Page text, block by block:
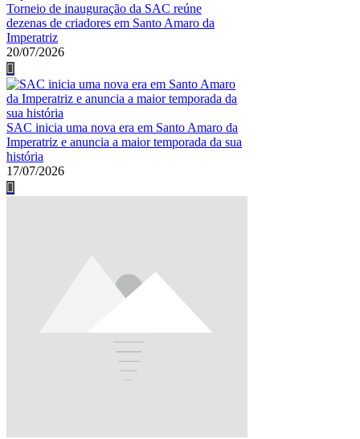
Torneio de inauguração da SAC reúne
dezenas de criadores em Santo Amaro da
Imperatriz
20/07/2026
SAC inicia uma nova era em Santo Amaro da
Imperatriz e anuncia a maior temporada da sua
história
17/07/2026